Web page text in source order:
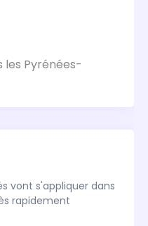
Pyrénées-
vont s'appliquer dans
rapidement